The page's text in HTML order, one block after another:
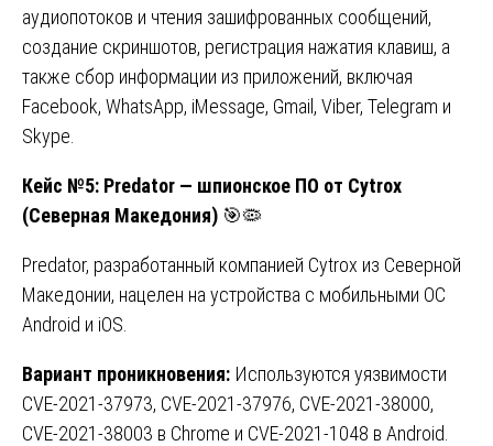
аудиопотоков и чтения зашифрованных сообщений,
создание скриншотов, регистрация нажатия клавиш, а
также сбор информации из приложений, включая
Facebook, WhatsApp, iMessage, Gmail, Viber, Telegram и
Skype.
Кейс №5: Predator — шпионское ПО от Cytrox
(Северная Македония) 🎯🦠
Predator, разработанный компанией Cytrox из Северной
Македонии, нацелен на устройства с мобильными ОС
Android и iOS.
Вариант проникновения: Используются уязвимости
CVE-2021-37973, CVE-2021-37976, CVE-2021-38000,
CVE-2021-38003 в Chrome и CVE-2021-1048 в Android.